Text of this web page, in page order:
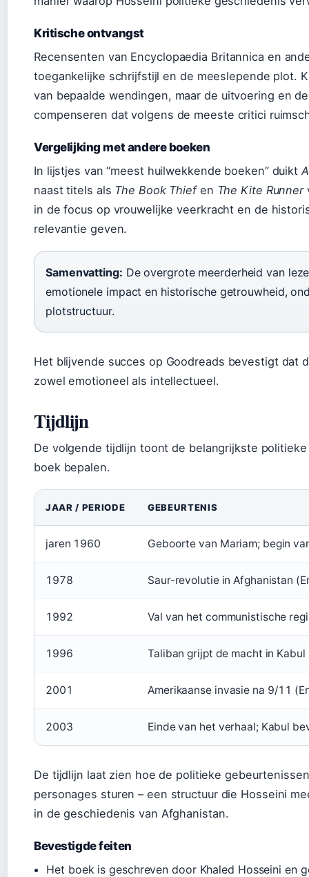
Kritische ontvangst
Recensenten van Encyclopaedia Britannica en
toegankelijke schrijfstijl en de meeslepende plot.
van bepaalde wendingen, maar de uitvoering en
compenseren dat volgens de meeste critici
Vergelijking met andere boeken
In lijstjes van “meest huilwekkende boeken” duikt
naast titels als The Book Thiefen The Kite Runner
in de focus op vrouwelijke veerkracht en de
relevantie geven.
Samenvatting: De overgrote meerderheid van
emotionele impact en historische getrouwheid,
plotstructuur.
Het blijvende succes op Goodreads bevestigt dat
zowel emotioneel als intellectueel.
Tijdlijn
De volgende tijdlijn toont de belangrijkste
boek bepalen.
JAAR / PERIODE GEBEURTENIS
jaren 1960 Geboorte van Mariam; begin
1978 Saur-revolutie in Afghanistan
1992 Val van het communistische
1996 Taliban grijpt de macht in
2001 Amerikaanse invasie na 9/11
2003 Einde van het verhaal; Kabul
De tijdlijn laat zien hoe de politieke
personages sturen – een structuur die Hosseini
in de geschiedenis van Afghanistan.
Bevestigde feiten
Het boek is geschreven door Khaled Hosseini en